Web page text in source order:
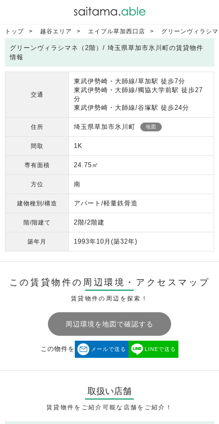
トップ 越谷エリア エイブル草加西口店 グリーンヴィラシ
グリーンヴィラシマネ（2階）/ 埼玉県草加市氷川町の賃貸物件
情報
交通
東武伊勢崎・大師線/草加駅 徒歩7分
東武伊勢崎・大師線/獨協大学前駅 徒歩27
分
東武伊勢崎・大師線/谷塚駅 徒歩24分
住所 埼玉県草加市氷川町 地図
間取 1K
専有面積 24.75㎡
方位 南
建物種別/構造 アパート/軽量鉄骨造
階/階建て 2階/2階建
築年月 1993年10月 (築32年)
この賃貸物件の周辺環境・ アクセスマップ
賃貸物件の周辺を探索！
周辺環境を地図で確認する
この物件を メールで送る LINEで送る
取扱い店舗
賃貸物件をご紹介可能な店舗をご紹介！